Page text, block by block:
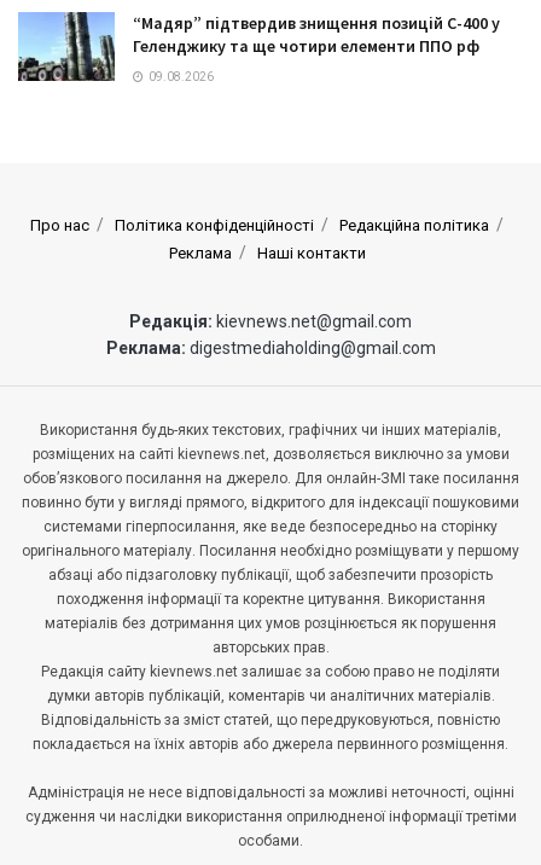
“Мадяр” підтвердив знищення позицій С-400 у
Геленджику та ще чотири елементи ППО рф
09.08.2026
Про нас Політика конфіденційності
Редакційна політика
Реклама
Наші контакти
Редакція: kievnews.net@gmail.com
Реклама: digestmediaholding@gmail.com
Використання будь-яких текстових, графічних чи інших матеріалів,
розміщених на сайті kievnews.net, дозволяється виключно за умови
обов’язкового посилання на джерело. Для онлайн-ЗМІ таке посилання
повинно бути у вигляді прямого, відкритого для індексації пошуковими
системами гіперпосилання, яке веде безпосередньо на сторінку
оригінального матеріалу. Посилання необхідно розміщувати у першому
абзаці або підзаголовку публікації, щоб забезпечити прозорість
походження інформації та коректне цитування. Використання
матеріалів без дотримання цих умов розцінюється як порушення
авторських прав.
Редакція сайту kievnews.net залишає за собою право не поділяти
думки авторів публікацій, коментарів чи аналітичних матеріалів.
Відповідальність за зміст статей, що передруковуються, повністю
покладається на їхніх авторів або джерела первинного розміщення.
Адміністрація не несе відповідальності за можливі неточності, оцінні
судження чи наслідки використання оприлюдненої інформації третіми
особами.